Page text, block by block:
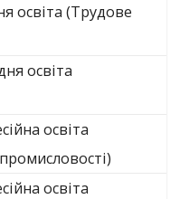
освіта (Трудове
освіта
освіта
освіта